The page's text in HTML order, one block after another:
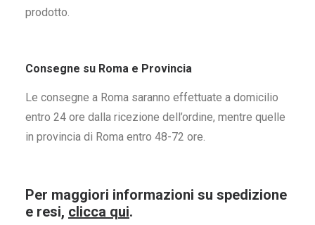
prodotto.
Consegne su Roma e Provincia
Le consegne a Roma saranno effettuate a domicilio
entro 24 ore dalla ricezione dell’ordine, mentre quelle
in provincia di Roma entro 48-72 ore.
Per maggiori informazioni su spedizione
e resi, clicca qui.